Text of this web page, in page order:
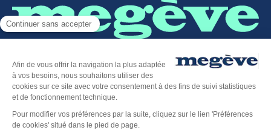
Plan du site -Mentions légales-
Politique de confidentialité-Déclaration d’accessibilité
Megève tourisme
Made with
Ce site est protégé par reCAPTCHA. Les